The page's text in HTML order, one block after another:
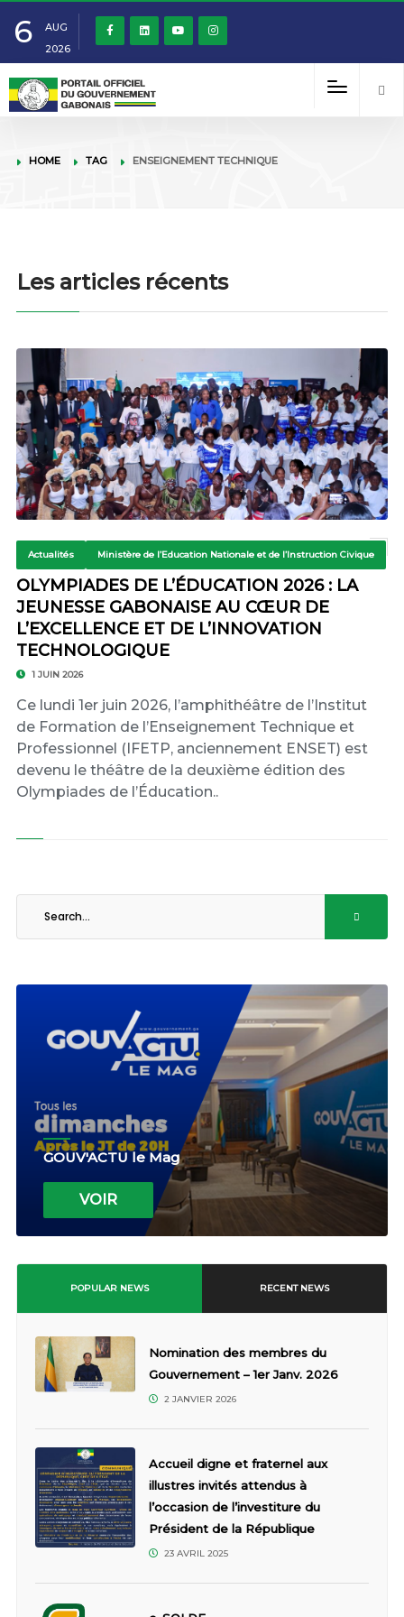
6
AUG
2026
HOME TAG ENSEIGNEMENT TECHNIQUE
Les articles récents
Actualités Ministère de l’Education Nationale et de l’Instruction Civique
OLYMPIADES DE L’ÉDUCATION 2026 : LA
JEUNESSE GABONAISE AU CŒUR DE
L’EXCELLENCE ET DE L’INNOVATION
TECHNOLOGIQUE
1 JUIN 2026
Ce lundi 1er juin 2026, l’amphithéâtre de l’Institut
de Formation de l’Enseignement Technique et
Professionnel (IFETP, anciennement ENSET) est
devenu le théâtre de la deuxième édition des
Olympiades de l’Éducation..
GOUV'ACTU le Mag
VOIR
POPULAR NEWS RECENT NEWS
Nomination des membres du
Gouvernement – 1er Janv. 2026
2 JANVIER 2026
Accueil digne et fraternel aux
illustres invités attendus à
l’occasion de l’investiture du
Président de la République
23 AVRIL 2025